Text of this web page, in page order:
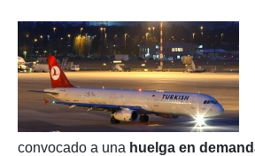
convocado a una huelga en